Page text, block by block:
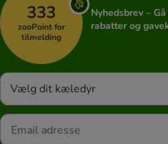
333
zooPoint for
tilmelding
Nyhedsbrev –
rabatter og
Vælg dit kæledyr